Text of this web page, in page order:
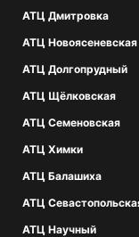
АТЦ Дмитровка
АТЦ Новоясеневская
АТЦ Долгопрудный
АТЦ Щёлковская
АТЦ Семеновская
АТЦ Химки
АТЦ Балашиха
АТЦ
АТЦ Научный